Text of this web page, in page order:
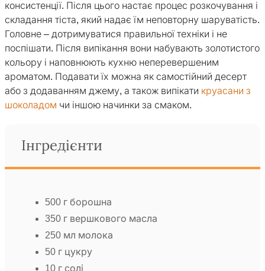
консистенції. Після цього настає процес розкочування і
складання тіста, який надає їм неповторну шаруватість.
Головне – дотримуватися правильної техніки і не
поспішати. Після випікання вони набувають золотистого
кольору і наповнюють кухню неперевершеним
ароматом. Подавати їх можна як самостійний десерт
або з додаванням джему, а також випікати круасани з
шоколадом чи іншою начинки за смаком.
Інгредієнти
500 г борошна
350 г вершкового масла
250 мл молока
50 г цукру
10 г солі